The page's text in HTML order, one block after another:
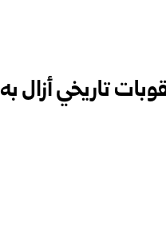
تاريخي أزال به